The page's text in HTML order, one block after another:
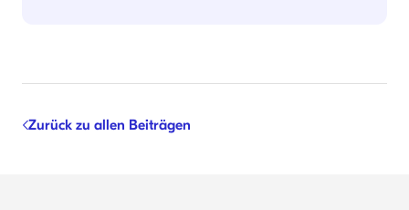
Zurück zu allen Beiträgen